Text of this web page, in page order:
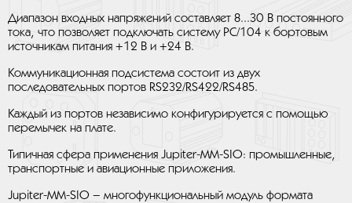
Диапазон входных напряжений составляет 8...30 В постоянного
тока, что позволяет подключать систему PC/104 к бортовым
источникам питания +12 В и +24 В.
Коммуникационная подсистема состоит из двух
последовательных портов RS232/RS422/RS485.
Каждый из портов независимо конфигурируется с помощью
перемычек на плате.
Типичная сфера применения Jupiter-MM-SIO: промышленные,
транспортные и авиационные приложения.
Jupiter-MM-SIO – многофункциональный модуль формата